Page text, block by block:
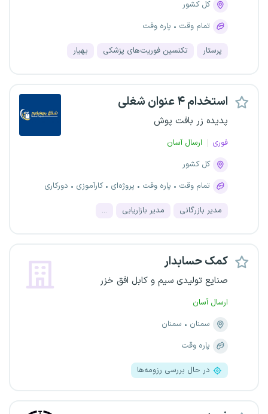
کل کشور
تمام وقت
پاره وقت
پرستار تکنسین فوریت‌های پزشکی بهیار
استخدام ۴ عنوان شغلی
پدیده زر بافت پوش
فوری
ارسال آسان
کل کشور
تمام وقت
پاره وقت پروژه‌ای کارآموزی دورکاری
مدیر بازرگانی مدیر بازاریابی ...
کمک حسابدار
صنایع تولیدی سیم و کابل افق خزر
ارسال آسان
سمنان
سمنان
پاره وقت
در حال بررسی رزومه‌ها